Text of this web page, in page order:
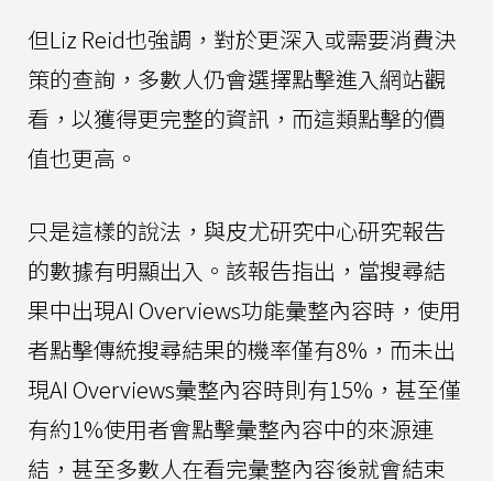
但Liz Reid也強調，對於更深入或需要消費決
策的查詢，多數人仍會選擇點擊進入網站觀
看，以獲得更完整的資訊，而這類點擊的價
值也更高。
只是這樣的說法，與皮尤研究中心研究報告
的數據有明顯出入。該報告指出，當搜尋結
果中出現AI Overviews功能彙整內容時，使用
者點擊傳統搜尋結果的機率僅有8%，而未出
現AI Overviews彙整內容時則有15%，甚至僅
有約1%使用者會點擊彙整內容中的來源連
結，甚至多數人在看完彙整內容後就會結束